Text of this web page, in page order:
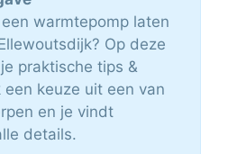
warmtepomp laten
Op deze
praktische tips &
keuze uit een van
en je vindt
details.